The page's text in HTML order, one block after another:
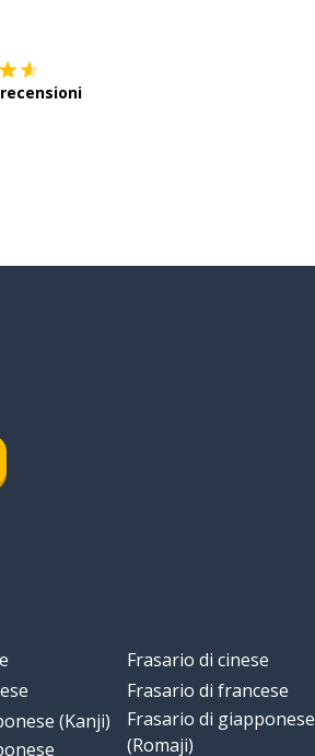
(Kanji)
Frasario di cinese
Frasario di francese
Frasario di giapponese
(Romaji)